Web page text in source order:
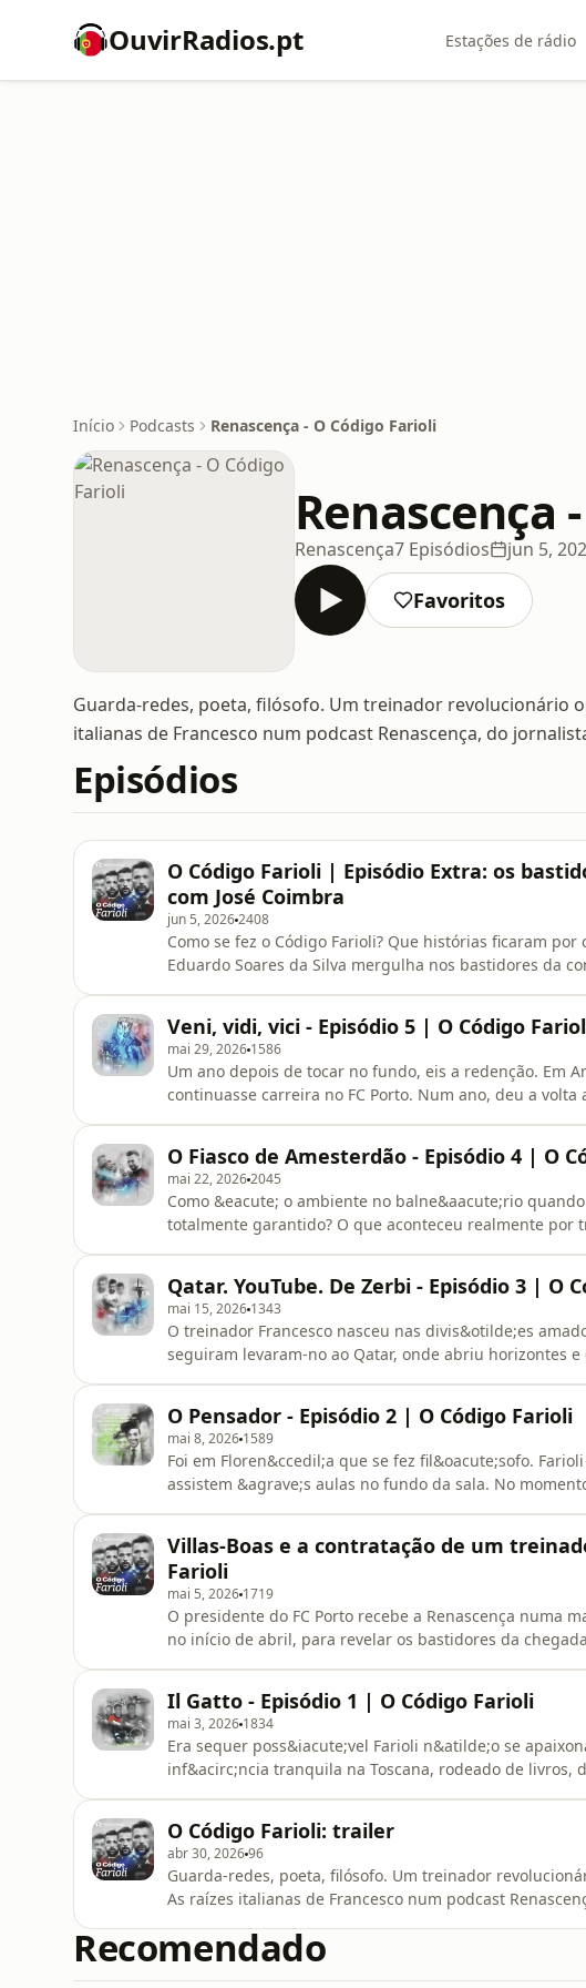
OuvirRadios.pt Estações de rádio
Início Podcasts Renascença - O Código Farioli
Renascença
Renascença7 Episódios jun 5,
Favoritos
Guarda-redes, poeta, filósofo. Um treinador revolucionário
italianas de Francesco num podcast Renascença, do
Episódios
O Código Farioli | Episódio Extra: os
com José Coimbra
jun 5, 20262408
Como se fez o Código Farioli? Que histórias ficaram por
Eduardo Soares da Silva mergulha nos bastidores da
Veni, vidi, vici - Episódio 5 | O Código
mai 29, 2026 1586
Um ano depois de tocar no fundo, eis a redenção. Em
continuasse carreira no FC Porto. Num ano, deu a
treinador no clube e como chegou
O Fiasco de Amesterdão - Episódio 4 | O
mai 22, 20262045
Como &eacute; o ambiente no balne&aacute;rio
totalmente garantido? O que aconteceu realmente por
at&eacute; aos azares do futebol,
Qatar. YouTube. De Zerbi - Episódio 3 | O
mai 15, 2026 1343
O treinador Francesco nasceu nas divis&otilde;es
seguiram levaram-no ao Qatar, onde abriu horizontes
gostou e contratou F
O Pensador - Episódio 2 | O Código Farioli
mai 8, 2026 1589
Foi em Floren&ccedil;a que se fez fil&oacute;sofo.
assistem &agrave;s aulas no fundo da sala. No
&ldquo;A filosofia do jogo: a e
Villas-Boas e a contratação de um
Farioli
mai 5, 2026 1719
O presidente do FC Porto recebe a Renascença numa
no início de abril, para revelar os bastidores da
Il Gatto - Episódio 1 | O Código Farioli
mai 3, 2026 1834
Era sequer poss&iacute;vel Farioli n&atilde;o se
inf&acirc;ncia tranquila na Toscana, rodeado de livros,
reconhecem-lhe a lideran&ccedi
O Código Farioli: trailer
abr 30, 202696
Guarda-redes, poeta, filósofo. Um treinador
As raízes italianas de Francesco num podcast
Recomendado